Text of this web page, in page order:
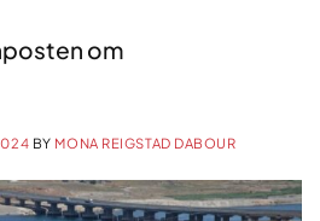
om
BY MONA REIGSTAD DABOUR